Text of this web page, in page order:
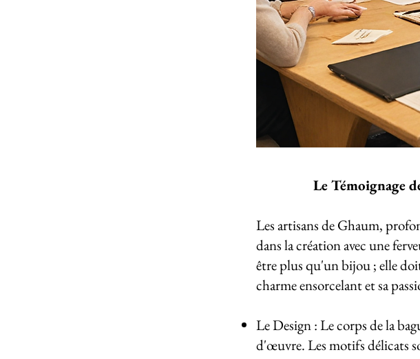
Le Témoignage
Les artisans de Ghaum,
dans la création avec une
être plus qu'un bijou ; elle
charme ensorcelant et sa
Le Design : Le corps de la
d'œuvre. Les motifs délicats